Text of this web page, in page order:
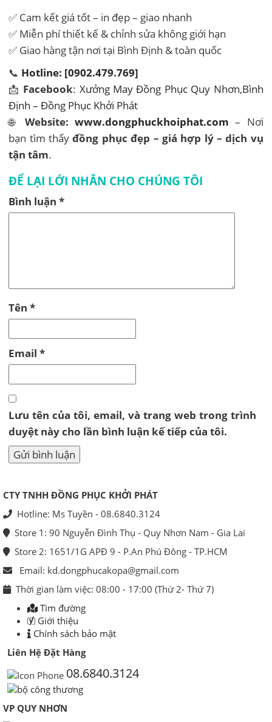
✅ Cam kết giá tốt – in đẹp – giao nhanh
✅ Miễn phí thiết kế & chỉnh sửa không giới hạn
✅ Giao hàng tận nơi tại Bình Định & toàn quốc
📞 Hotline: [0902.479.769]
📩 Facebook: Xưởng May Đồng Phục Quy Nhơn,Bình
Định – Đồng Phục Khởi Phát
🌐 Website:www.dongphuckhoiphat.com – Nơi
bạn tìm thấyđồng phục đẹp – giá hợp lý – dịch vụ
tận tâm.
ĐỂ LẠI LỚI NHẮN CHO CHÚNG TÔI
Bình luận*
Tên*
Email*
Lưu tên của tôi, email, và trang web trong trình
duyệt này cho lần bình luận kế tiếp của tôi.
CTY TNHH ĐỒNG PHỤC KHỞI PHÁT
Hotline: Ms Tuyền - 08.6840.3124
Store 1: 90 Nguyễn Đình Thụ - Quy Nhơn Nam - Gia Lai
Store 2: 1651/1G APĐ 9 - P.An Phú Đông - TP.HCM
Email: kd.dongphucakopa@gmail.com
Thời gian làm việc: 08:00 - 17:00 (Thứ 2- Thứ 7)
Tìm đường
Giới thiệu
Chính sách bảo mật
Liên Hệ Đặt Hàng
08.6840.3124
VP QUY NHƠN